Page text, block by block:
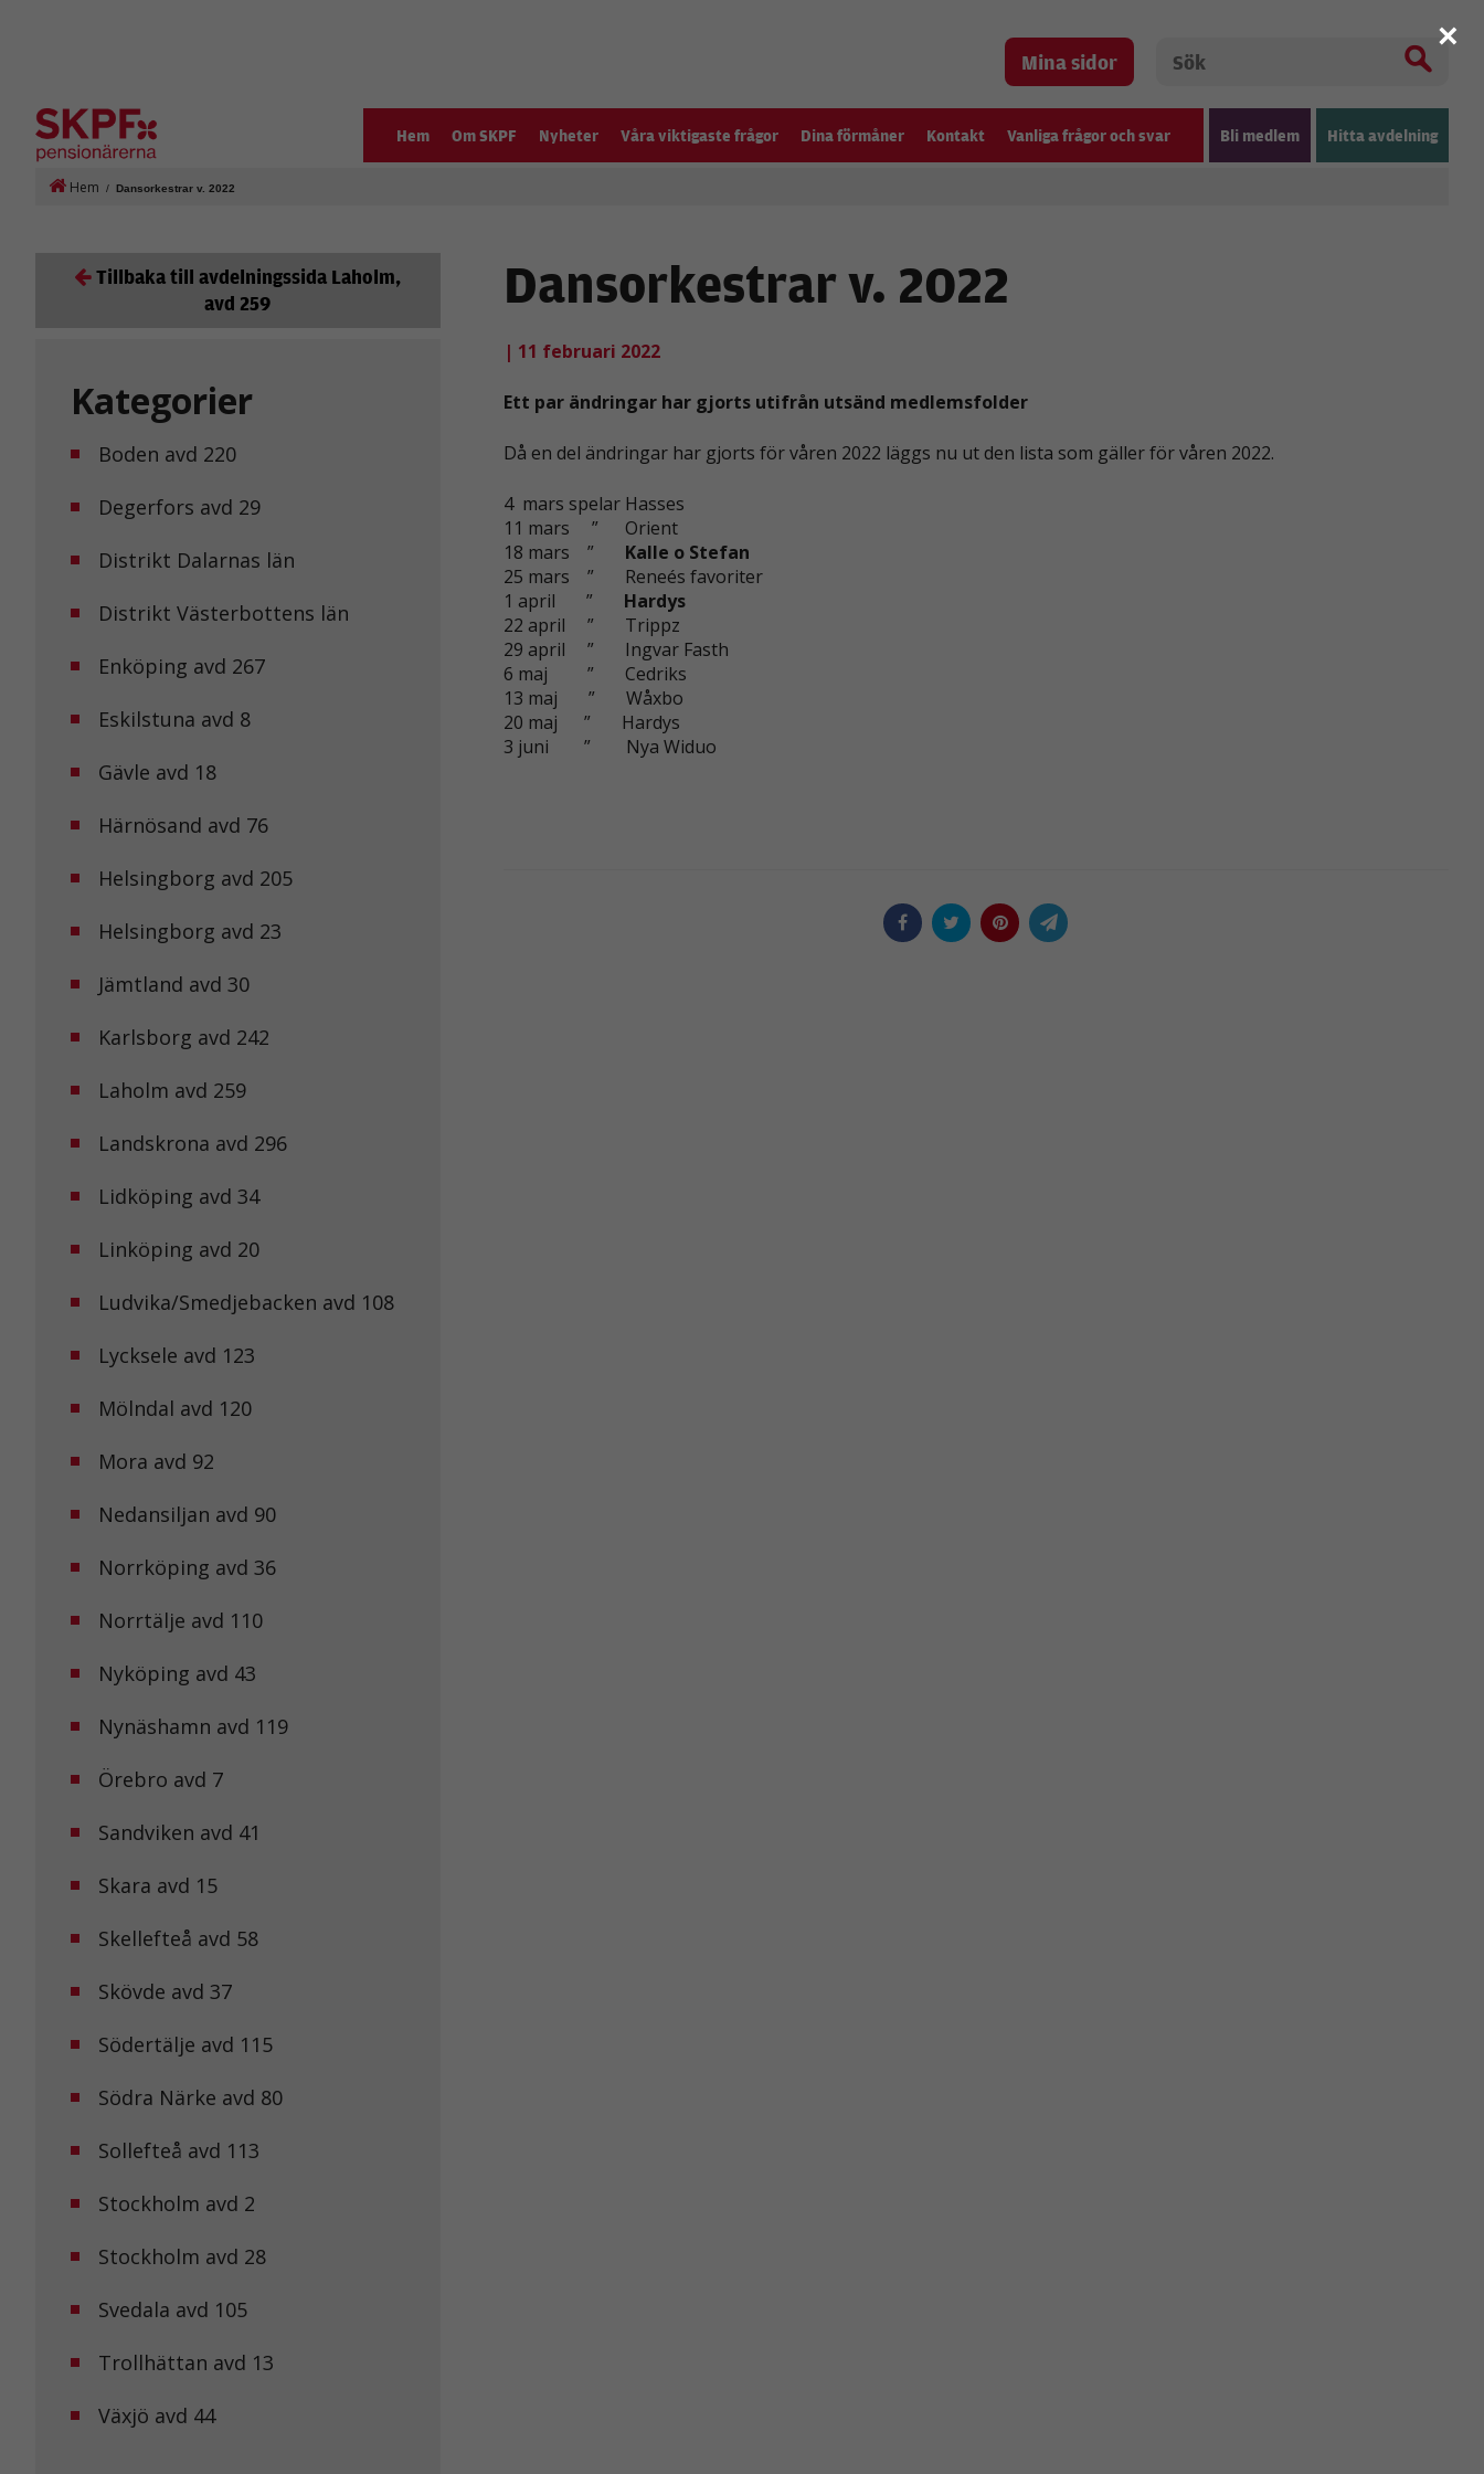
Mina sidor
Hem Om SKPF Nyheter Våra viktigaste frågor Dina förmåner Kontakt Vanliga frågor och svar Bli medlem Hitta avdelning
Hem / Dansorkestrar v. 2022
Tillbaka till avdelningssida Laholm,
avd 259
Kategorier
Boden avd 220
Degerfors avd 29
Distrikt Dalarnas län
Distrikt Västerbottens län
Enköping avd 267
Eskilstuna avd 8
Gävle avd 18
Härnösand avd 76
Helsingborg avd 205
Helsingborg avd 23
Jämtland avd 30
Karlsborg avd 242
Laholm avd 259
Landskrona avd 296
Lidköping avd 34
Linköping avd 20
Ludvika/Smedjebacken avd 108
Lycksele avd 123
Mölndal avd 120
Mora avd 92
Nedansiljan avd 90
Norrköping avd 36
Norrtälje avd 110
Nyköping avd 43
Nynäshamn avd 119
Örebro avd 7
Sandviken avd 41
Skara avd 15
Skellefteå avd 58
Skövde avd 37
Södertälje avd 115
Södra Närke avd 80
Sollefteå avd 113
Stockholm avd 2
Stockholm avd 28
Svedala avd 105
Trollhättan avd 13
Växjö avd 44
Dansorkestrar v. 2022
| 11 februari 2022
Ett par ändringar har gjorts utifrån utsänd medlemsfolder
Då en del ändringar har gjorts för våren 2022 läggs nu ut den lista som gäller för våren 2022.
4 mars spelar Hasses
11 mars ” Orient
18 mars ”
Kalle o Stefan
25 mars ” Reneés favoriter
1 april ” Hardys
22 april ” Trippz
29 april ” Ingvar Fasth
6 maj ” Cedriks
13 maj ” Wåxbo
20 maj ” Hardys
3 juni ” Nya Widuo
×